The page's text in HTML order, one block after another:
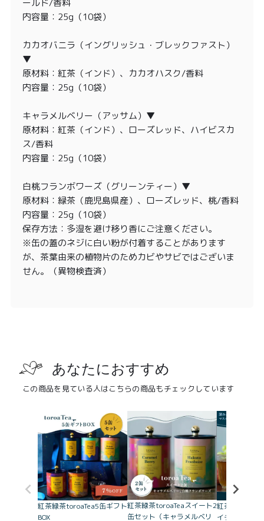
ールド/香料
内容量：25g（10袋）
カカオバニラ（イングリッシュ・ブレックファスト）
▼
原材料：紅茶（インド）、カカオハスク/香料
内容量：25g（10袋）
キャラメルベリー（アッサム）▼
原材料：紅茶（インド）、ローズレッド、ハイビスカ
ス/香料
内容量：25g（10袋）
白桃フランボワーズ（グリーンティー）▼
原材料：緑茶（鹿児島県産）、ローズレッド、桃/香料
内容量：25g（10袋）
保存方法：多湿を避け移り香にご注意ください。
※缶の蓋のネジに白い粉が付着することがあります
が、茶葉由来の植物片のためカビやサビではございま
せん。（異物検査済）
あなたにおすすめ
この商品を見ている人はこちらの商品もチェックしています
紅茶緑茶toroaTea5缶ギフト
BOX
紅茶緑茶toroaTeaスイート2
缶セット（キャラメルベリ
紅茶toroaTea
イチ10袋缶入